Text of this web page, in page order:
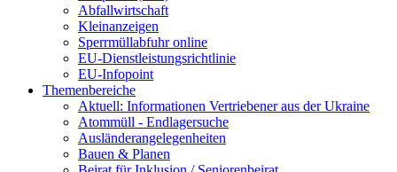
Abfallwirtschaft
Kleinanzeigen
Sperrmüllabfuhr online
EU-Dienstleistungsrichtlinie
EU-Infopoint
Themenbereiche
Aktuell: Informationen Vertriebener aus der Ukraine
Atommüll - Endlagersuche
Ausländerangelegenheiten
Bauen & Planen